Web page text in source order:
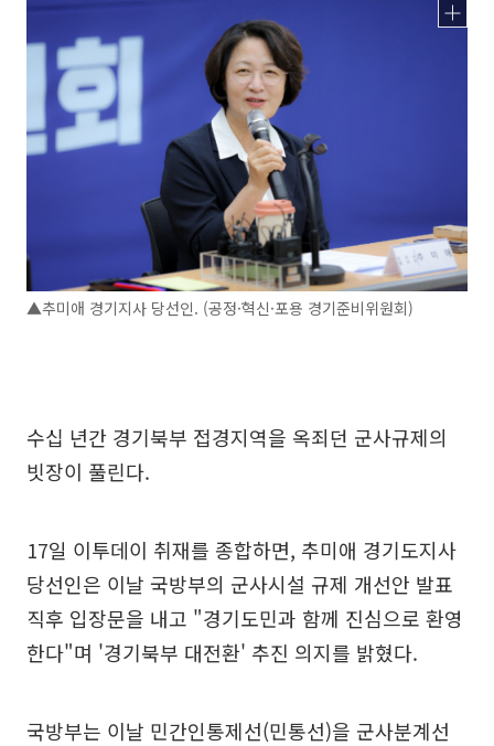
▲추미애 경기지사 당선인. (공정·혁신·포용 경기준비위원회)
수십 년간 경기북부 접경지역을 옥죄던 군사규제의
빗장이 풀린다.
17일 이투데이 취재를 종합하면, 추미애 경기도지사
당선인은 이날 국방부의 군사시설 규제 개선안 발표
직후 입장문을 내고 "경기도민과 함께 진심으로 환영
한다"며 '경기북부 대전환' 추진 의지를 밝혔다.
국방부는 이날 민간인통제선(민통선)을 군사분계선